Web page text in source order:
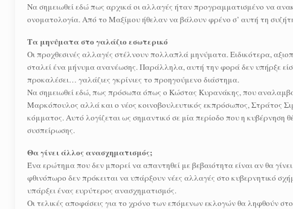
Να σημειωθεί εδώ πως αρχικά οι αλλαγές ήταν προγραμματισμένο να
ονοματολογία. Από το Μαξίμου ήθελαν να βάλουν φρένο σ’ αυτή τη
Τα μηνύματα στο γαλάζιο εσωτερικό
Οι προχθεσινές αλλαγές στέλνουν πολλαπλά μηνύματα. Ειδικότερα,
σταλεί ένα μήνυμα ανανέωσης. Παράλληλα, αυτή την φορά δεν υπήρξε
προκαλέσει… γαλάζιες γκρίνιες το προηγούμενο διάστημα.
Να σημειωθεί εδώ, πως πρόσωπα όπως ο Κώστας Κυρανάκης, που
Μαρκόπουλος αλλά και ο νέος κοινοβουλευτικός εκπρόσωπος, Στράτος
κόμματος. Αυτό λογίζεται ως σημαντικό σε μία περίοδο που η κυβέρνηση
συσπείρωσης.
Θα γίνει άλλος ανασχηματισμός;
Ένα ερώτημα που δεν μπορεί να απαντηθεί με βεβαιότητα είναι αν θα
φθινόπωρο δεν πρόκειται να υπάρξουν νέες αλλαγές στο κυβερνητικό
υπάρξει ένας ευρύτερος ανασχηματισμός.
Οι τελικές αποφάσεις για το χρόνο των επόμενων εκλογών θα ληφθούν